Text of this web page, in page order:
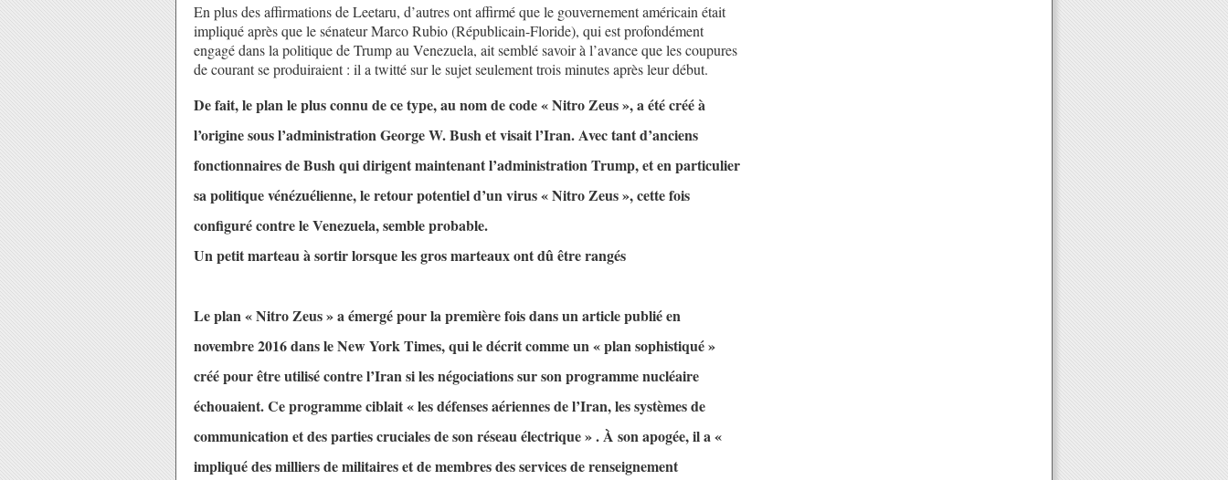
En plus des affirmations de Leetaru, d’autres ont affirmé que le gouvernement américain était
impliqué après que le sénateur Marco Rubio (Républicain-Floride), qui est profondément
engagé dans la politique de Trump au Venezuela, ait semblé savoir à l’avance que les coupures
de courant se produiraient : il a twitté sur le sujet seulement trois minutes après leur début.
De fait, le plan le plus connu de ce type, au nom de code « Nitro Zeus », a été créé à
l’origine sous l’administration George W. Bush et visait l’Iran. Avec tant d’anciens
fonctionnaires de Bush qui dirigent maintenant l’administration Trump, et en particulier
sa politique vénézuélienne, le retour potentiel d’un virus « Nitro Zeus », cette fois
configuré contre le Venezuela, semble probable.
Un petit marteau à sortir lorsque les gros marteaux ont dû être rangés
Le plan « Nitro Zeus » a émergé pour la première fois dans un article publié en
novembre 2016 dans le New York Times, qui le décrit comme un « plan sophistiqué »
créé pour être utilisé contre l’Iran si les négociations sur son programme nucléaire
échouaient. Ce programme ciblait « les défenses aériennes de l’Iran, les systèmes de
communication et des parties cruciales de son réseau électrique » . À son apogée, il a «
impliqué des milliers de militaires et de membres des services de renseignement